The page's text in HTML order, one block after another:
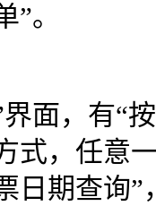
。
面，有“
式，任意
日期查询